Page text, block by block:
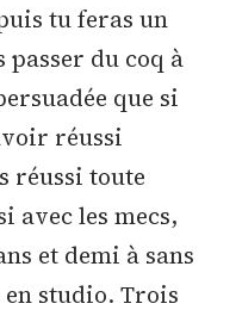
tu feras un
passer du coq à
que si
réussi
réussi toute
avec les mecs,
et demi à sans
en studio. Trois